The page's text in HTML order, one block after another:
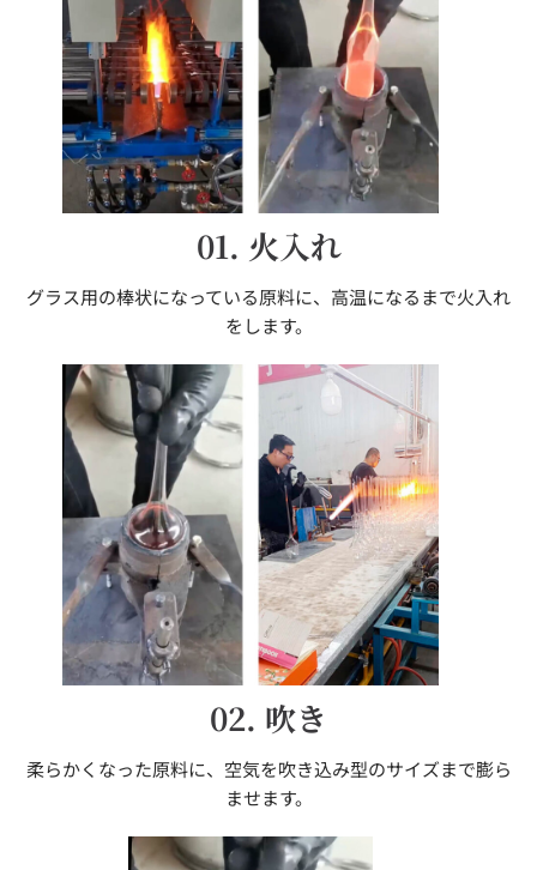
01. 火入れ
グラス用の棒状になっている原料に、高温になるまで火入れ
をします。
02. 吹き
柔らかくなった原料に、空気を吹き込み型のサイズまで膨ら
ませます。